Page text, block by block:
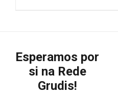
Esperamos por
si na Rede
Grudis!